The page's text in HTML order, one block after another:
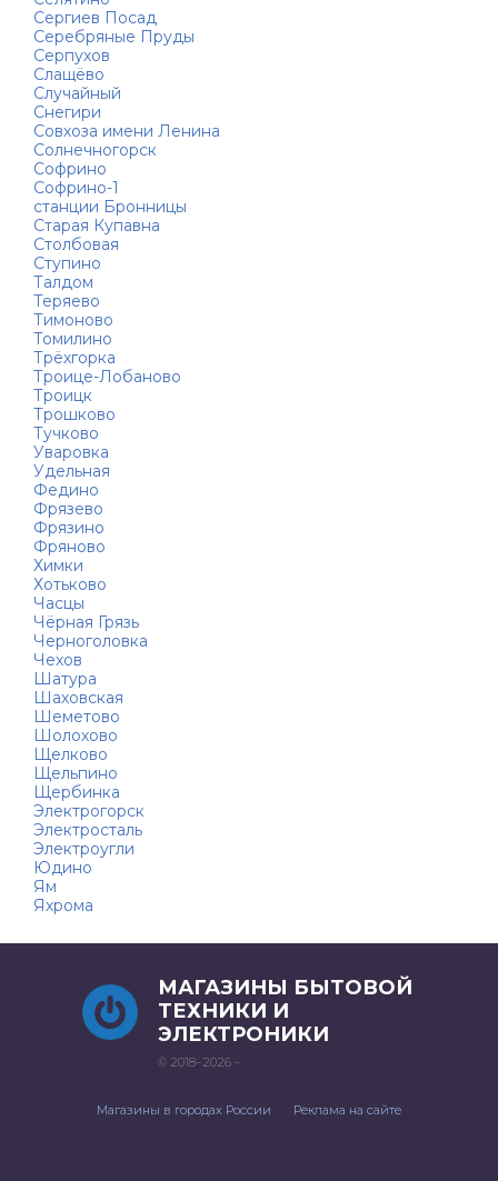
Сергиев Посад
Серебряные Пруды
Серпухов
Слащёво
Случайный
Снегири
Совхоза имени Ленина
Солнечногорск
Софрино
Софрино-1
станции Бронницы
Старая Купавна
Столбовая
Ступино
Талдом
Теряево
Тимоново
Томилино
Трёхгорка
Троице-Лобаново
Троицк
Трошково
Тучково
Уваровка
Удельная
Федино
Фрязево
Фрязино
Фряново
Химки
Хотьково
Часцы
Чёрная Грязь
Черноголовка
Чехов
Шатура
Шаховская
Шеметово
Шолохово
Щелково
Щельпино
Щербинка
Электрогорск
Электросталь
Электроугли
Юдино
Ям
Яхрома
МАГАЗИНЫ БЫТОВОЙ
ТЕХНИКИ И
ЭЛЕКТРОНИКИ
© 2018–2026 –
Магазины в городах России Реклама на сайте